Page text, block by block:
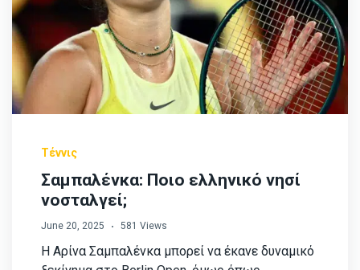
Τέννις
Σαμπαλένκα: Ποιο ελληνικό νησί
νοσταλγεί;
June 20, 2025 581 Views
Η Αρίνα Σαμπαλένκα μπορεί να έκανε δυναμικό